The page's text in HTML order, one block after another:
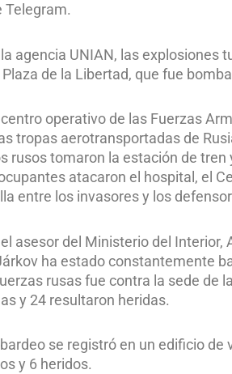
Telegram.
agencia UNIAN, las explosiones
de la Libertad, que fue
operativo de las Fuerzas
tropas aerotransportadas de
rusos tomaron la estación de
atacaron el hospital, el
entre los invasores y los
el asesor del Ministerio del
ha estado constantemente
rusas fue contra la sede de
y 24 resultaron heridas.
se registró en un edificio
y 6 heridos.